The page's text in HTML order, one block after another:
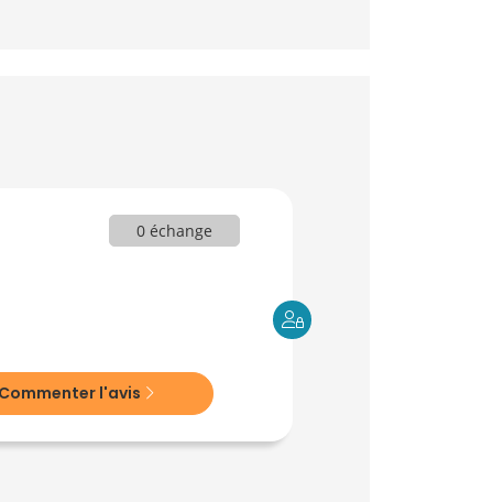
0 échange
Commenter l'avis